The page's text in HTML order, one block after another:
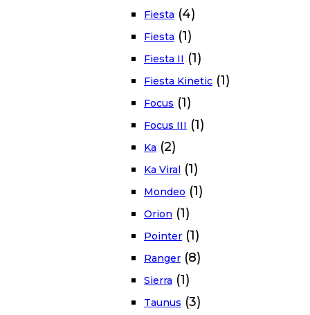
Fiesta (4)
Fiesta (1)
Fiesta II (1)
Fiesta Kinetic (1)
Focus (1)
Focus III (1)
Ka (2)
Ka Viral (1)
Mondeo (1)
Orion (1)
Pointer (1)
Ranger (8)
Sierra (1)
Taunus (3)